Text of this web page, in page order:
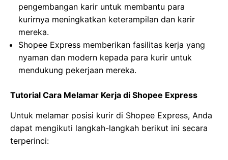
pengembangan karir untuk membantu para
kurirnya meningkatkan keterampilan dan karir
mereka.
Shopee Express memberikan fasilitas kerja yang
nyaman dan modern kepada para kurir untuk
mendukung pekerjaan mereka.
Tutorial Cara Melamar Kerja di Shopee Express
Untuk melamar posisi kurir di Shopee Express, Anda
dapat mengikuti langkah-langkah berikut ini secara
terperinci: